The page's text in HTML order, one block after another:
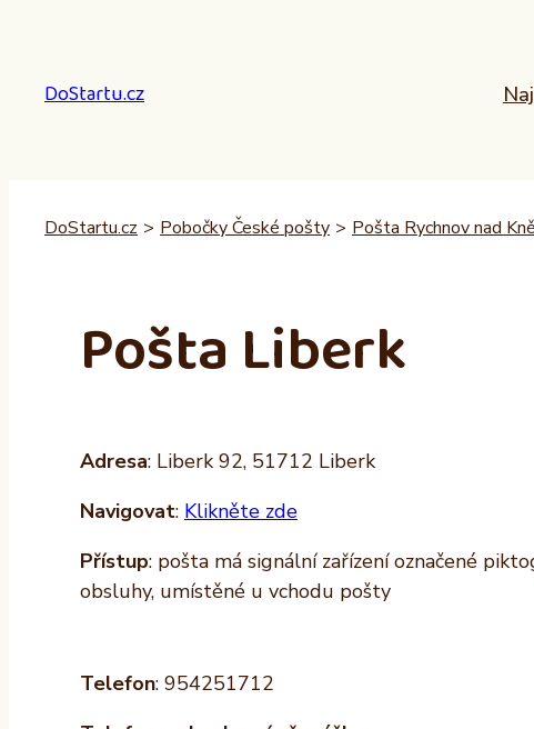
DoStartu.cz
DoStartu.cz > Pobočky České pošty > Pošta Rychnov nad
Pošta Liberk
Adresa: Liberk 92, 51712 Liberk
Navigovat: Klikněte zde
Přístup: pošta má signální zařízení označené
obsluhy, umístěné u vchodu pošty
Telefon: 954251712